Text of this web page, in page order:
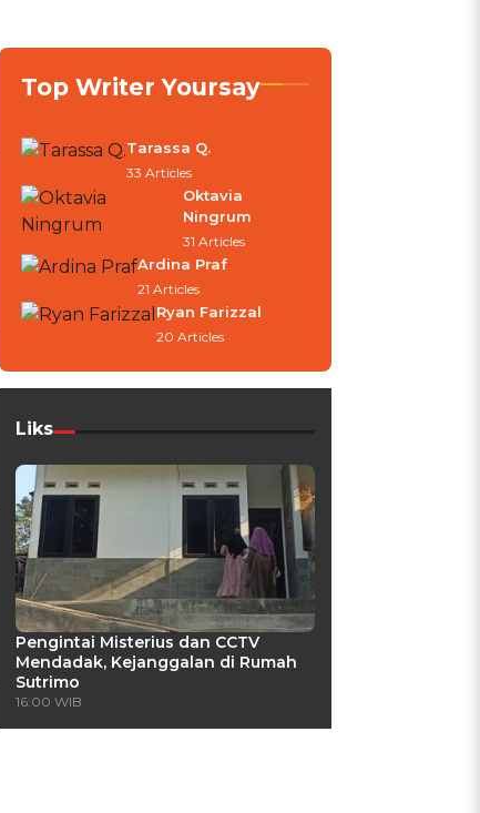
Top Writer Yoursay
Tarassa Q.
33 Articles
Oktavia
Ningrum
31 Articles
Ardina Praf
21 Articles
Ryan Farizzal
20 Articles
Liks
Pengintai Misterius dan CCTV
Mendadak, Kejanggalan di Rumah
Sutrimo
16:00 WIB